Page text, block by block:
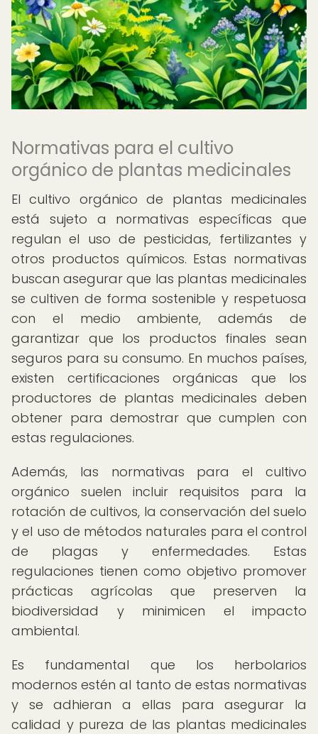
Normativas para el cultivo
orgánico de plantas medicinales
El cultivo orgánico de plantas medicinales
está sujeto a normativas específicas que
regulan el uso de pesticidas, fertilizantes y
otros productos químicos. Estas normativas
buscan asegurar que las plantas medicinales
se cultiven de forma sostenible y respetuosa
con el medio ambiente, además de
garantizar que los productos finales sean
seguros para su consumo. En muchos países,
existen certificaciones orgánicas que los
productores de plantas medicinales deben
obtener para demostrar que cumplen con
estas regulaciones.
Además, las normativas para el cultivo
orgánico suelen incluir requisitos para la
rotación de cultivos, la conservación del suelo
y el uso de métodos naturales para el control
de plagas y enfermedades. Estas
regulaciones tienen como objetivo promover
prácticas agrícolas que preserven la
biodiversidad y minimicen el impacto
ambiental.
Es fundamental que los herbolarios
modernos estén al tanto de estas normativas
y se adhieran a ellas para asegurar la
calidad y pureza de las plantas medicinales